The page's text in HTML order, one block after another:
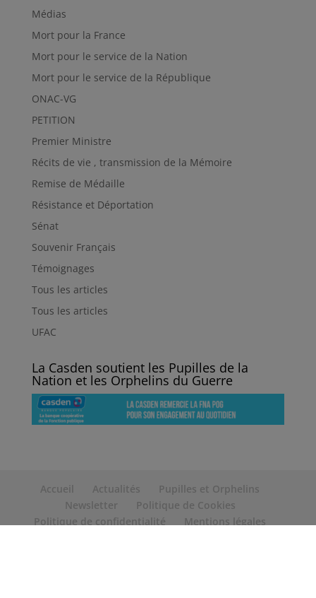
Médias
Mort pour la France
Mort pour le service de la Nation
Mort pour le service de la République
ONAC-VG
PETITION
Premier Ministre
Récits de vie , transmission de la Mémoire
Remise de Médaille
Résistance et Déportation
Sénat
Souvenir Français
Témoignages
Tous les articles
Tous les articles
UFAC
La Casden soutient les Pupilles de la
Nation et les Orphelins du Guerre
Accueil Actualités
Pupilles et Orphelins
Newsletter
Politique de Cookies
Politique de confidentialité
Mentions légales